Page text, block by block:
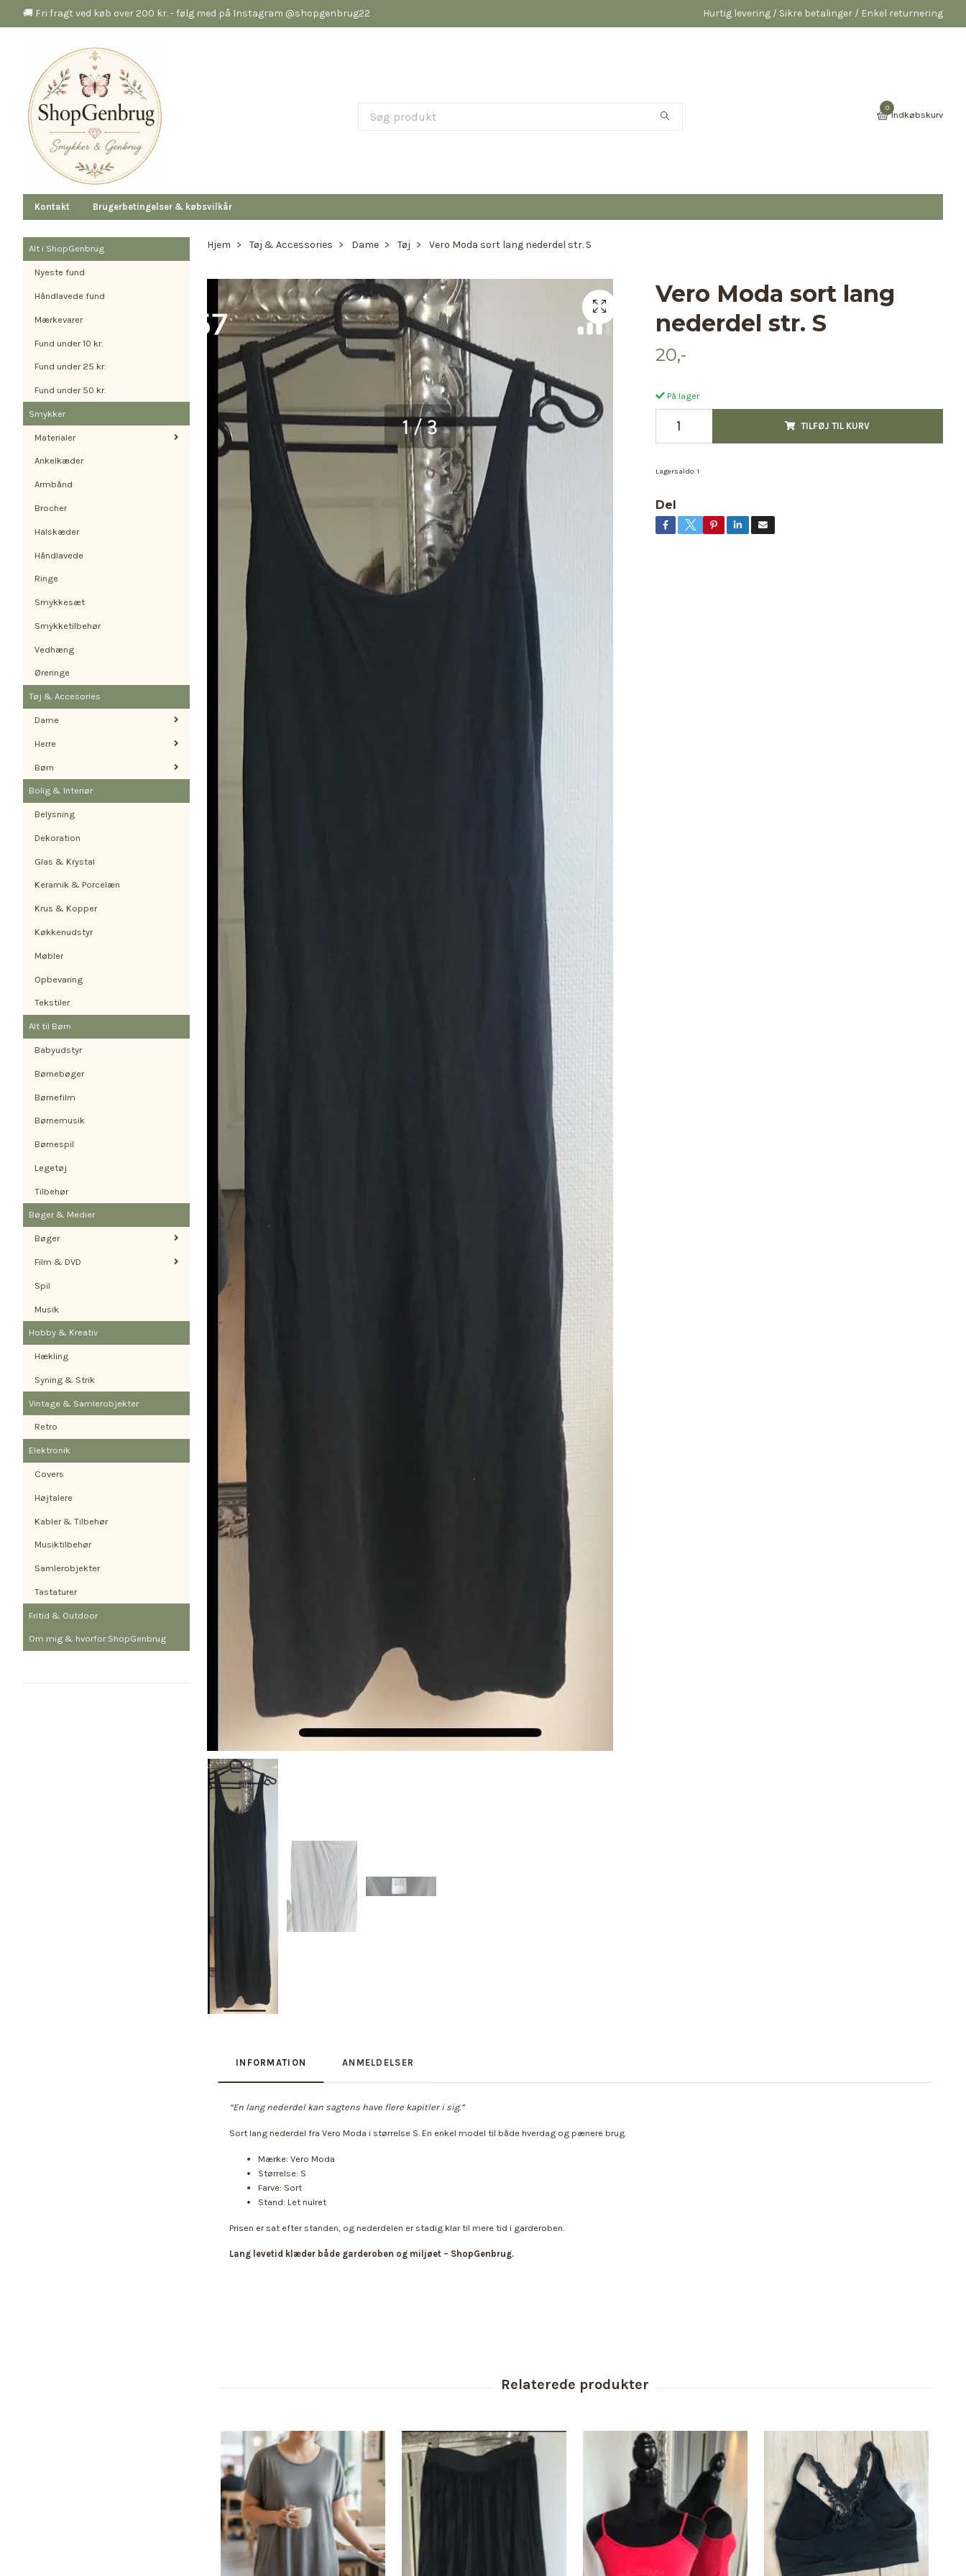
🚚 Fri fragt ved køb over 200 kr. - følg med på Instagram @shopgenbrug22 Hurtig levering / Sikre betalinger / Enkel returnering
0
Indkøbskurv
Kontakt Brugerbetingelser & købsvilkår
Alt i ShopGenbrug
Nyeste fund
Håndlavede fund
Mærkevarer
Fund under 10 kr.
Fund under 25 kr.
Fund under 50 kr.
Smykker
Materialer
Ankelkæder
Armbånd
Brocher
Halskæder
Håndlavede
Ringe
Smykkesæt
Smykketilbehør
Vedhæng
Øreringe
Tøj & Accesories
Dame
Herre
Børn
Bolig & Interiør
Belysning
Dekoration
Glas & Krystal
Keramik & Porcelæn
Krus & Kopper
Køkkenudstyr
Møbler
Opbevaring
Tekstiler
Alt til Børn
Babyudstyr
Børnebøger
Børnefilm
Børnemusik
Børnespil
Legetøj
Tilbehør
Bøger & Medier
Bøger
Film & DVD
Spil
Musik
Hobby & Kreativ
Hækling
Syning & Strik
Vintage & Samlerobjekter
Retro
Elektronik
Covers
Højtalere
Kabler & Tilbehør
Musiktilbehør
Samlerobjekter
Tastaturer
Fritid & Outdoor
Om mig & hvorfor ShopGenbrug
Hjem Tøj & Accessories Dame Tøj Vero Moda sort lang nederdel str. S
Vero Moda sort lang
nederdel str. S
20,-
På lager
TILFØJ TIL KURV
Lagersaldo: 1
Del
INFORMATION ANMELDELSER
“En lang nederdel kan sagtens have flere kapitler i sig.”
Sort lang nederdel fra Vero Moda i størrelse S. En enkel model til både hverdag og pænere brug.
Mærke: Vero Moda
Størrelse: S
Farve: Sort
Stand: Let nulret
Prisen er sat efter standen, og nederdelen er stadig klar til mere tid i garderoben.
Lang levetid klæder både garderoben og miljøet – ShopGenbrug.